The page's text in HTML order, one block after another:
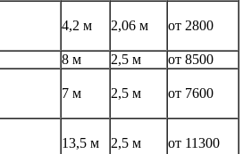
4,2 м 2,06 м от 2800
8 м 2,5 м
от 8500
7 м 2,5 м от 7600
13,5 м 2,5 м от 11300